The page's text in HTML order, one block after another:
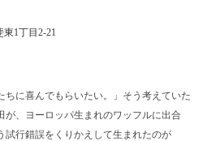
1丁目2-21
ちに喜んでもらいたい。」そう考えていた
が、ヨーロッパ生まれのワッフルに出合
試行錯誤をくりかえして生まれたのが